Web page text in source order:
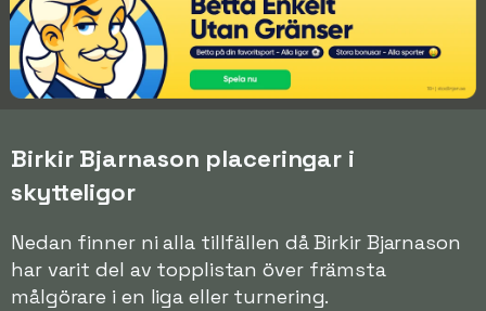
Birkir Bjarnason placeringar i
skytteligor
Nedan finner ni alla tillfällen då Birkir Bjarnason
har varit del av topplistan över främsta
målgörare i en liga eller turnering.